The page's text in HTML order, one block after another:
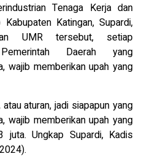
Tenaga Kerja dan
Katingan, Supardi,
UMR tersebut, setiap
Daerah yang
wajib memberikan upah yang
aturan, jadi siapapun yang
wajib memberikan upah yang
juta. Ungkap Supardi, Kadis